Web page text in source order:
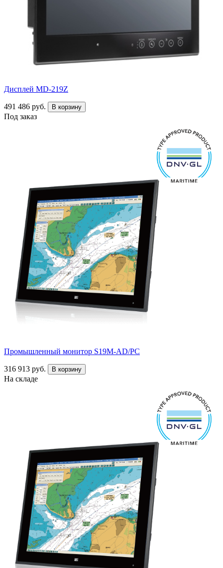
Дисплей MD-219Z
491 486 руб. В корзину
Под заказ
Промышленный монитор S19M-AD/PC
316 913 руб. В корзину
На складе